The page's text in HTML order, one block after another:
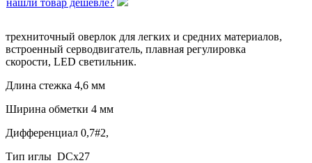
трехниточный оверлок для легких и средних материалов,
встроенный серводвигатель, плавная регулировка
скорости, LED светильник.
Длина стежка 4,6 мм
Ширина обметки 4 мм
Дифференциал 0,7#2,
Тип иглы DCx27